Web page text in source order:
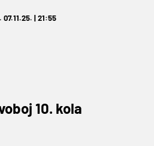
07.11.25. | 21:55
10. kola